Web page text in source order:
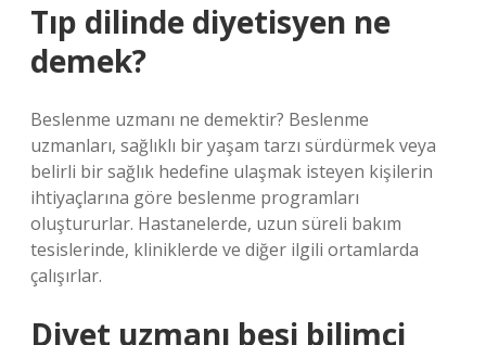
Tıp dilinde diyetisyen ne
demek?
Beslenme uzmanı ne demektir? Beslenme
uzmanları, sağlıklı bir yaşam tarzı sürdürmek veya
belirli bir sağlık hedefine ulaşmak isteyen kişilerin
ihtiyaçlarına göre beslenme programları
oluştururlar. Hastanelerde, uzun süreli bakım
tesislerinde, kliniklerde ve diğer ilgili ortamlarda
çalışırlar.
Diyet uzmanı besi bilimci